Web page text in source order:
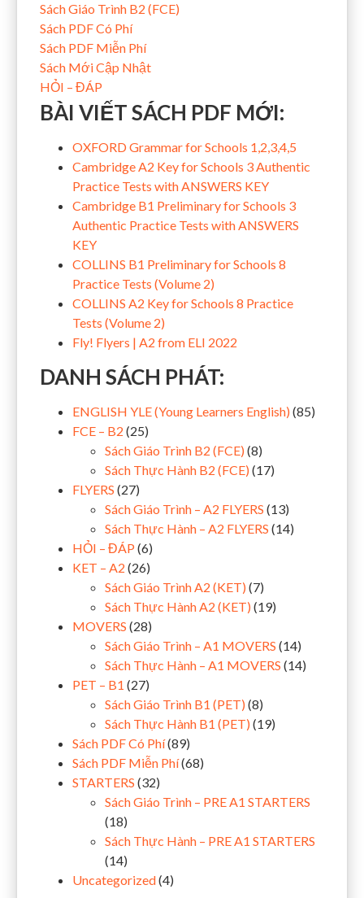
Sách Giáo Trình B2 (FCE)
Sách PDF Có Phí
Sách PDF Miễn Phí
Sách Mới Cập Nhật
HỎI – ĐÁP
BÀI VIẾT SÁCH PDF MỚI:
OXFORD Grammar for Schools 1,2,3,4,5
Cambridge A2 Key for Schools 3 Authentic
Practice Tests with ANSWERS KEY
Cambridge B1 Preliminary for Schools 3
Authentic Practice Tests with ANSWERS
KEY
COLLINS B1 Preliminary for Schools 8
Practice Tests (Volume 2)
COLLINS A2 Key for Schools 8 Practice
Tests (Volume 2)
Fly! Flyers | A2 from ELI 2022
DANH SÁCH PHÁT:
ENGLISH YLE (Young Learners English) (85)
FCE – B2 (25)
Sách Giáo Trình B2 (FCE) (8)
Sách Thực Hành B2 (FCE) (17)
FLYERS (27)
Sách Giáo Trình – A2 FLYERS (13)
Sách Thực Hành – A2 FLYERS (14)
HỎI – ĐÁP (6)
KET – A2 (26)
Sách Giáo Trình A2 (KET) (7)
Sách Thực Hành A2 (KET) (19)
MOVERS (28)
Sách Giáo Trình – A1 MOVERS (14)
Sách Thực Hành – A1 MOVERS (14)
PET – B1 (27)
Sách Giáo Trình B1 (PET) (8)
Sách Thực Hành B1 (PET) (19)
Sách PDF Có Phí(89)
Sách PDF Miễn Phí(68)
STARTERS (32)
Sách Giáo Trình – PRE A1 STARTERS
(18)
Sách Thực Hành – PRE A1 STARTERS
(14)
Uncategorized(4)